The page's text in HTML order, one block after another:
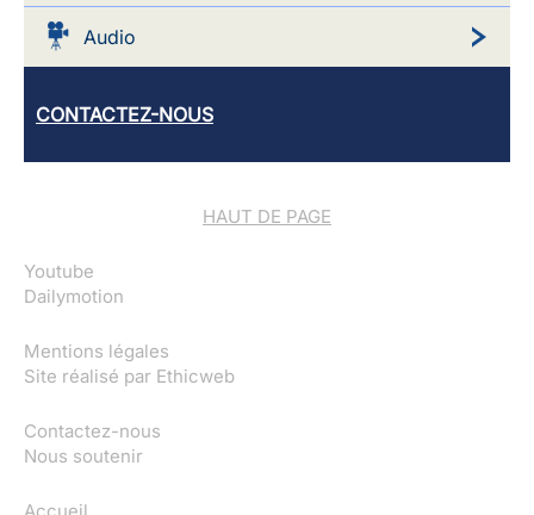
Audio
CONTACTEZ-NOUS
HAUT DE PAGE
Youtube
Dailymotion
Mentions légales
Site réalisé par Ethicweb
Contactez-nous
Nous soutenir